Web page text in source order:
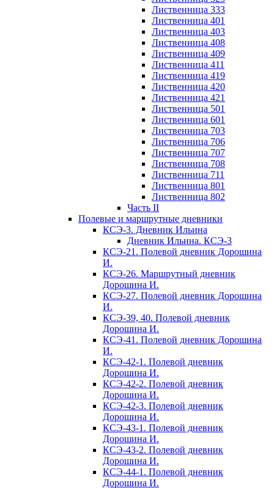
Лиственница 333
Лиственница 401
Лиственница 403
Лиственница 408
Лиственница 409
Лиственница 411
Лиственница 419
Лиственница 420
Лиственница 421
Лиственница 501
Лиственница 601
Лиственница 703
Лиственница 706
Лиственница 707
Лиственница 708
Лиственница 711
Лиственница 801
Лиственница 802
Часть II
Полевые и маршрутные дневники
КСЭ-3. Дневник Ильина
Дневник Ильина. КСЭ-3
КСЭ-21. Полевой дневник Дорошина
И.
КСЭ-26. Маршрутный дневник
Дорошина И.
КСЭ-27. Полевой дневник Дорошина
И.
КСЭ-39, 40. Полевой дневник
Дорошина И.
КСЭ-41. Полевой дневник Дорошина
И.
КСЭ-42-1. Полевой дневник
Дорошина И.
КСЭ-42-2. Полевой дневник
Дорошина И.
КСЭ-42-3. Полевой дневник
Дорошина И.
КСЭ-43-1. Полевой дневник
Дорошина И.
КСЭ-43-2. Полевой дневник
Дорошина И.
КСЭ-44-1. Полевой дневник
Дорошина И.